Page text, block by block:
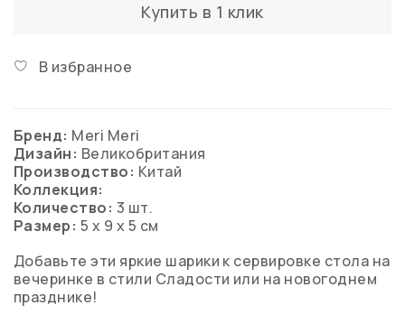
Купить в 1 клик
В избранное
Бренд: Meri Meri
Дизайн: Великобритания
Производство: Китай
Коллекция:
Количество: 3 шт.
Размер: 5 х 9 х 5 см
Добавьте эти яркие шарики к сервировке стола на
вечеринке в стили Сладости или на новогоднем
празднике!